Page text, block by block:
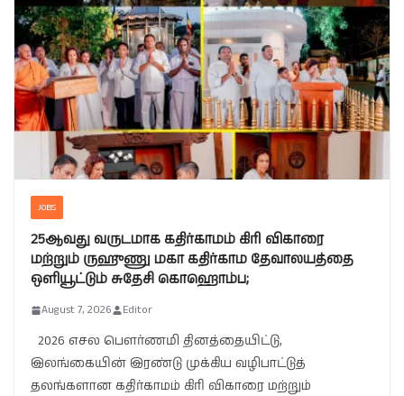
JOBS
25ஆவது வருடமாக கதிர்காமம் கிரி விகாரை
மற்றும் ருஹுணு மகா கதிர்காம தேவாலயத்தை
ஒளியூட்டும் சுதேசி கொஹொம்ப;
August 7, 2026 Editor
2026 எசல பௌர்ணமி தினத்தையிட்டு,
இலங்கையின் இரண்டு முக்கிய வழிபாட்டுத்
தலங்களான கதிர்காமம் கிரி விகாரை மற்றும்